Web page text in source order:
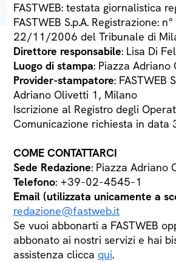
FASTWEB: testata giornalistica
FASTWEB S.p.A. Registrazione:
22/11/2006 del Tribunale di
Direttore responsabile: Lisa Di
Luogo di stampa: Piazza
Provider-stampatore: FASTWEB
Adriano Olivetti 1, Milano
Iscrizione al Registro degli
Comunicazione richiesta in
COME CONTATTARCI
Sede Redazione: Piazza Adriano
Telefono: +39-02-4545-1
Email (utilizzata unicamente a
redazione@fastweb.it
Se vuoi abbonarti a FASTWEB
abbonato ai nostri servizi e hai
assistenza clicca qui.